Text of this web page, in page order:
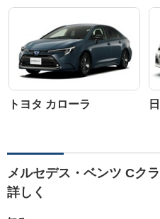
トヨタ カローラ
メルセデス・ベンツ Cク
詳しく